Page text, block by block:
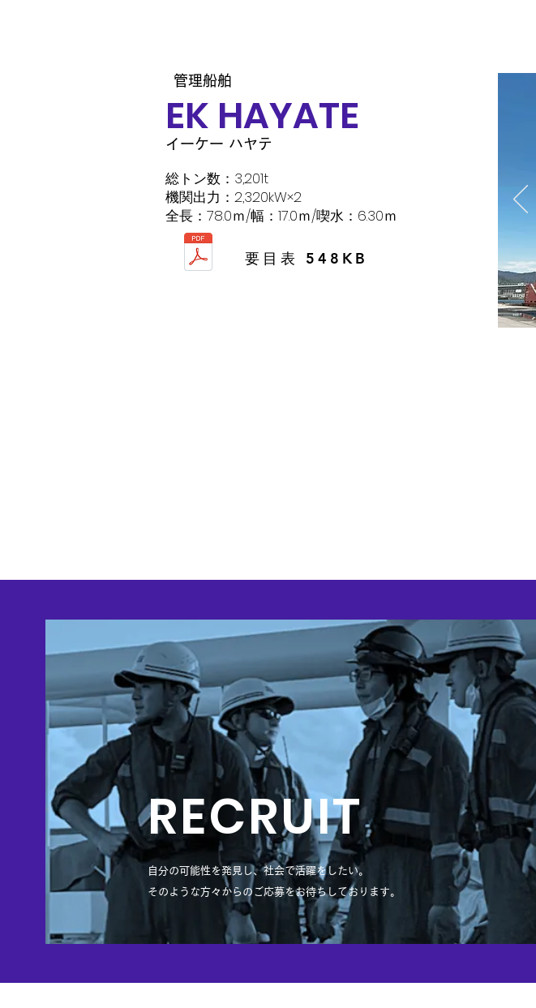
​管理船舶
​EK HAYATE
イーケー ハヤテ
総トン数：3,201t
機関出力：2,320kW×2
​全長：78.0ｍ/幅：17.0ｍ/喫水：6.30ｍ
​要目表 548KB
​RECRUIT
自分の可能性を発見し、社会で活躍をしたい。
そのような方々からのご応募をお待ちしております。